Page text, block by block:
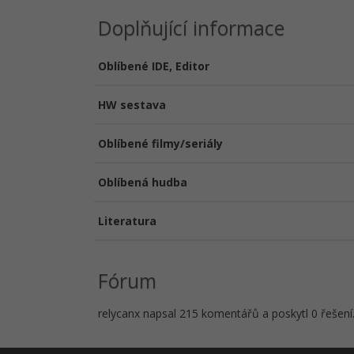
Doplňující informace
Oblíbené IDE, Editor
HW sestava
Oblíbené filmy/seriály
Oblíbená hudba
Literatura
Fórum
relycanx napsal 215 komentářů a poskytl 0 řešení.